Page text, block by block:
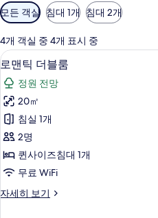
객
실
에
사
용
가
능
한
필
터
모든 객실 침대 1개 침대 2개
4개 객실 중 4개 표시 중
로
맨
틱
더
블
룸
사
모
10
로맨틱 더블룸
정원 전망
20㎡
침실 1개
2명
퀸사이즈침대 1개
무료 WiFi
자세히 보기
로